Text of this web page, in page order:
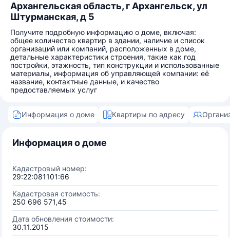
Архангельская область, г Архангельск, ул
Штурманская, д 5
Получите подробную информацию о доме, включая:
общее количество квартир в здании, наличие и список
организаций или компаний, расположенных в доме,
детальные характеристики строения, такие как год
постройки, этажность, тип конструкции и использованные
материалы, информация об управляющей компании: её
название, контактные данные, и качество
предоставляемых услуг
Информация о доме Квартиры по адресу
Информация о доме
Кадастровый номер:
29:22:081101:66
Кадастровая стоимость:
250 696 571,45
Дата обновления стоимости:
30.11.2015